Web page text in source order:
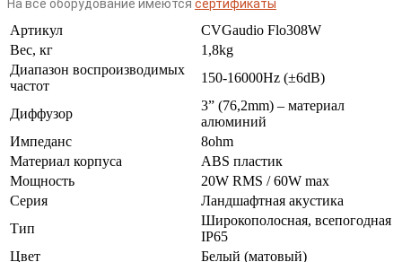
На всё оборудование имеются сертификаты
Артикул
CVGaudio Flo308W
Вес, кг
1,8kg
Диапазон воспроизводимых
частот
150-16000Hz (±6dB)
Диффузор
3” (76,2mm) – материал
алюминий
Импеданс
8ohm
Материал корпуса
ABS пластик
Мощность
20W RMS / 60W max
Серия
Ландшафтная акустика
Тип
Широкополосная, всепогодная
IP65
Цвет
Белый (матовый)